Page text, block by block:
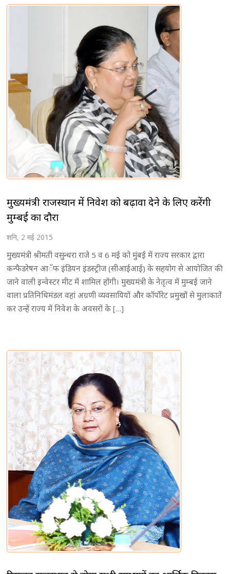
मुख्यमंत्री राजस्थान में निवेश को बढ़ावा देने के लिए करेंगी
मुम्बई का दौरा
शनि, 2 मई 2015
मुख्यमंत्री श्रीमती वसुन्धरा राजे 5 व 6 मई को मुंबई में राज्य सरकार द्वारा
कन्फैडरेषन आॅफ इंडियन इंडस्ट्रीज (सीआईआई) के सहयोग से आयोजित की
जाने वाली इन्वेस्टर मीट में शामिल होंगी। मुख्यमंत्री के नेतृत्व में मुम्बई जाने
वाला प्रतिनिधिमंडल वहां अग्रणी व्यवसायियों और कॉर्पोरेट प्रमुखों से मुलाकातें
कर उन्हें राज्य में निवेश के अवसरों के […]